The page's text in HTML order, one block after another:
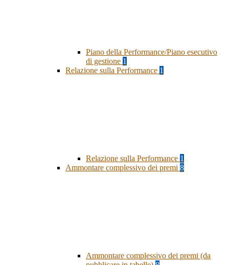
Piano della Performance/Piano esecutivo
di gestione 1
Relazione sulla Performance 1
Relazione sulla Performance 1
Ammontare complessivo dei premi 8
Ammontare complessivo dei premi (da